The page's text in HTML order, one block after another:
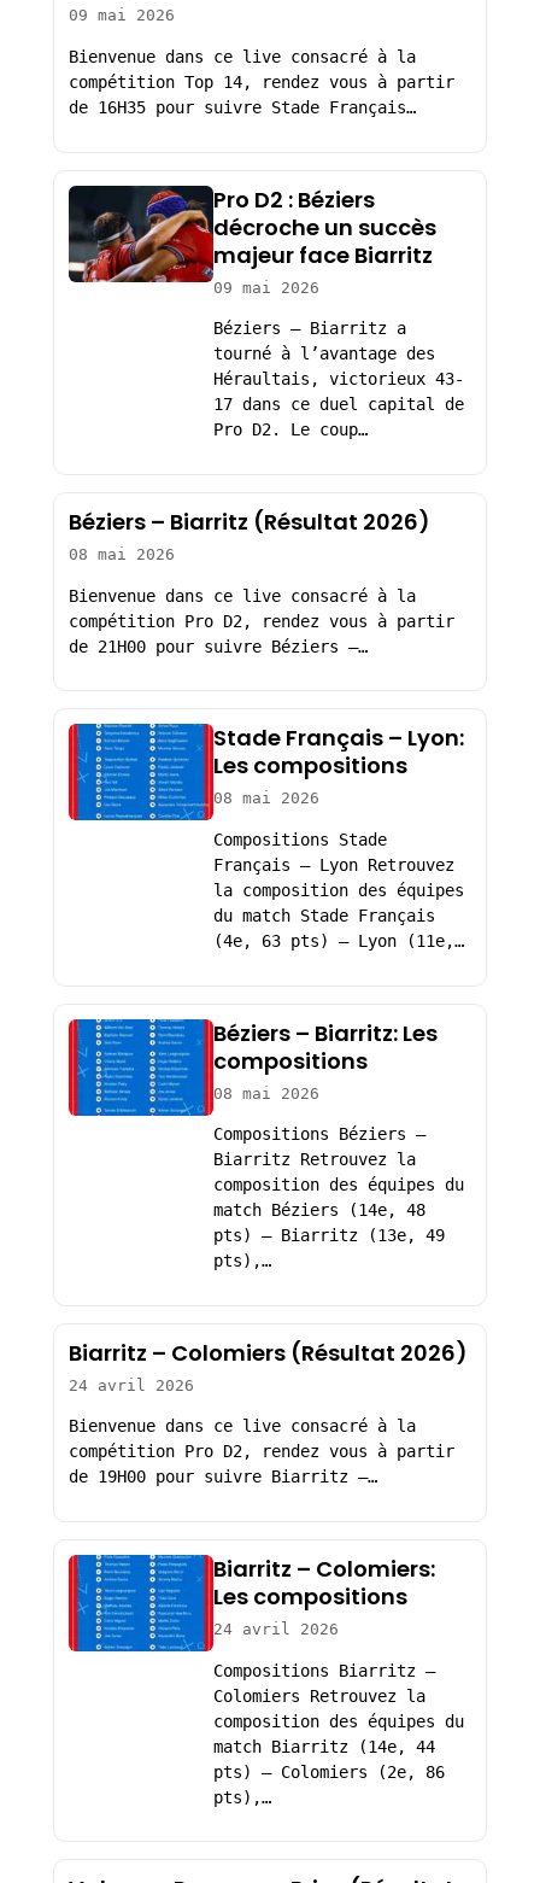
09 mai 2026
Bienvenue dans ce live consacré à la
compétition Top 14, rendez vous à partir
de 16H35 pour suivre Stade Français…
Pro D2 : Béziers
décroche un succès
majeur face Biarritz
09 mai 2026
Béziers – Biarritz a
tourné à l’avantage des
Héraultais, victorieux 43-
17 dans ce duel capital de
Pro D2. Le coup…
Béziers – Biarritz (Résultat 2026)
08 mai 2026
Bienvenue dans ce live consacré à la
compétition Pro D2, rendez vous à partir
de 21H00 pour suivre Béziers –…
Stade Français – Lyon:
Les compositions
08 mai 2026
Compositions Stade
Français – Lyon Retrouvez
la composition des équipes
du match Stade Français
(4e, 63 pts) – Lyon (11e,…
Béziers – Biarritz: Les
compositions
08 mai 2026
Compositions Béziers –
Biarritz Retrouvez la
composition des équipes du
match Béziers (14e, 48
pts) – Biarritz (13e, 49
pts),…
Biarritz – Colomiers (Résultat 2026)
24 avril 2026
Bienvenue dans ce live consacré à la
compétition Pro D2, rendez vous à partir
de 19H00 pour suivre Biarritz –…
Biarritz – Colomiers:
Les compositions
24 avril 2026
Compositions Biarritz –
Colomiers Retrouvez la
composition des équipes du
match Biarritz (14e, 44
pts) – Colomiers (2e, 86
pts),…